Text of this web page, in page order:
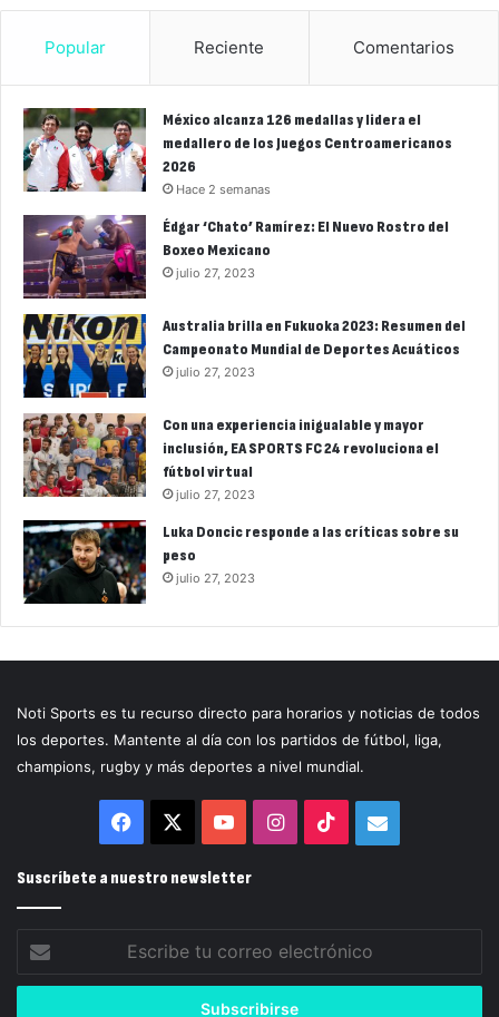
Popular Reciente Comentarios
México alcanza 126 medallas y lidera el
medallero de los Juegos Centroamericanos
2026
Hace 2 semanas
Édgar ‘Chato’ Ramírez: El Nuevo Rostro del
Boxeo Mexicano
julio 27, 2023
Australia brilla en Fukuoka 2023: Resumen del
Campeonato Mundial de Deportes Acuáticos
julio 27, 2023
Con una experiencia inigualable y mayor
inclusión, EA SPORTS FC 24 revoluciona el
fútbol virtual
julio 27, 2023
Luka Doncic responde a las críticas sobre su
peso
julio 27, 2023
Noti Sports es tu recurso directo para horarios y noticias de todos
los deportes. Mantente al día con los partidos de fútbol, liga,
champions, rugby y más deportes a nivel mundial.
Facebook YouTubeInstagram
TikTok
Suscríbete a nuestro newsletter
Escribe
tu
correo